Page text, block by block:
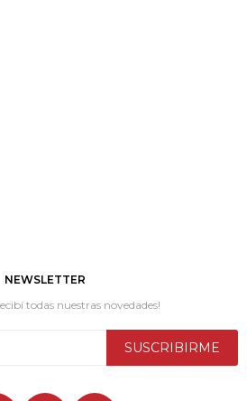
NEWSLETTER
todas nuestras novedades!
SUSCRIBIRME